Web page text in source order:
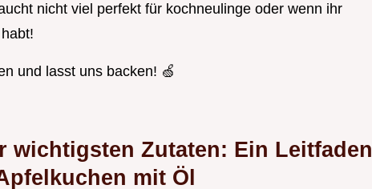
nicht viel perfekt für kochneulinge oder wenn ihr
und lasst uns backen! 🍏
wichtigsten Zutaten: Ein Leitfaden
mit Öl